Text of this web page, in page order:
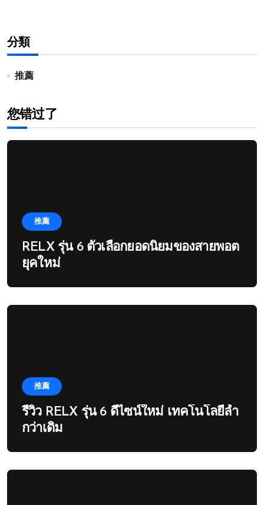
分類
推薦
您错过了
推薦
RELX รุ่น 6 ตัวเลือกยอดนิยมของสายพอต
ยุคใหม่
推薦
รีวิว RELX รุ่น 6 ดีไซน์ใหม่ เทคโนโลยีล้ำ
กว่าเดิม